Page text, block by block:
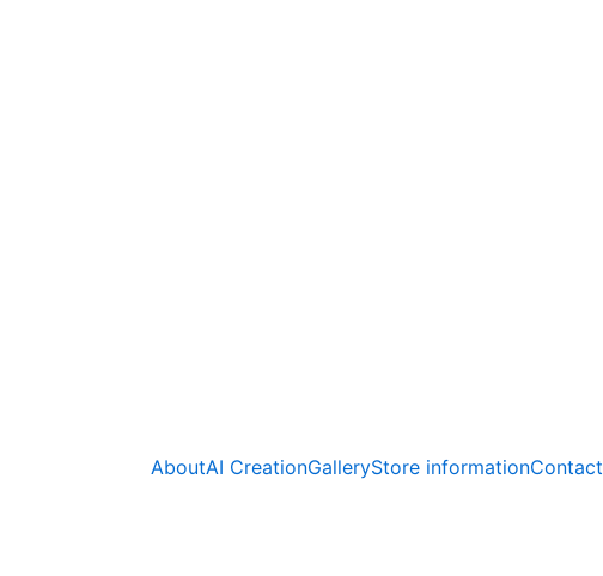
AboutAI CreationGalleryStore informationContact